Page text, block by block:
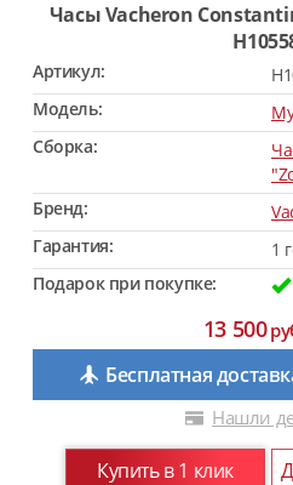
Часы Vacheron Constantin Patrimony Turbillon
Артикул:
Модель:
Сборка:
Бренд:
Гарантия:
1
Подарок при покупке:
13 500
Бесплатная
Нашли
Купить в 1 клик